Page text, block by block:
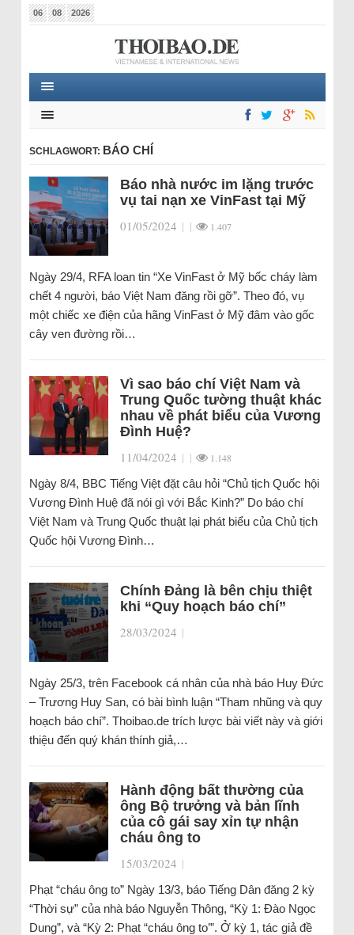
06 08 2026
SCHLAGWORT: BÁO CHÍ
Báo nhà nước im lặng trước
vụ tai nạn xe VinFast tại Mỹ
01/05/2024 | | 1.407
Ngày 29/4, RFA loan tin “Xe VinFast ở Mỹ bốc cháy làm
chết 4 người, báo Việt Nam đăng rồi gỡ”. Theo đó, vụ
một chiếc xe điện của hãng VinFast ở Mỹ đâm vào gốc
cây ven đường rồi…
Vì sao báo chí Việt Nam và
Trung Quốc tường thuật khác
nhau về phát biểu của Vương
Đình Huệ?
11/04/2024 | | 1.148
Ngày 8/4, BBC Tiếng Việt đặt câu hỏi “Chủ tịch Quốc hội
Vương Đình Huệ đã nói gì với Bắc Kinh?” Do báo chí
Việt Nam và Trung Quốc thuật lại phát biểu của Chủ tịch
Quốc hội Vương Đình…
Chính Đảng là bên chịu thiệt
khi “Quy hoạch báo chí”
28/03/2024 |
Ngày 25/3, trên Facebook cá nhân của nhà báo Huy Đức
– Trương Huy San, có bài bình luận “Tham nhũng và quy
hoạch báo chí”. Thoibao.de trích lược bài viết này và giới
thiệu đến quý khán thính giả,…
Hành động bất thường của
ông Bộ trưởng và bản lĩnh
của cô gái say xỉn tự nhận
cháu ông to
15/03/2024 |
Phạt “cháu ông to” Ngày 13/3, báo Tiếng Dân đăng 2 kỳ
“Thời sự” của nhà báo Nguyễn Thông, “Kỳ 1: Đào Ngọc
Dung”, và “Kỳ 2: Phạt “cháu ông to’”. Ở kỳ 1, tác giả đề